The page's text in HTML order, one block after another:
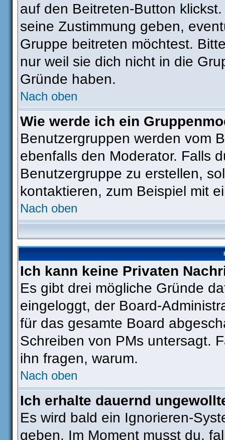
auf den Beitreten-Button
seine Zustimmung geben,
Gruppe beitreten möchtest.
nur weil sie dich nicht in die
Gründe haben.
Nach oben
Wie werde ich ein
Benutzergruppen werden vom
ebenfalls den Moderator. Falls
Benutzergruppe zu erstellen,
kontaktieren, zum Beispiel mit
Nach oben
Ich kann keine Privaten
Es gibt drei mögliche Gründe
eingeloggt, der Board-
für das gesamte Board
Schreiben von PMs untersagt.
ihn fragen, warum.
Nach oben
Ich erhalte dauernd
Es wird bald ein Ignorieren-
geben. Im Moment musst du,